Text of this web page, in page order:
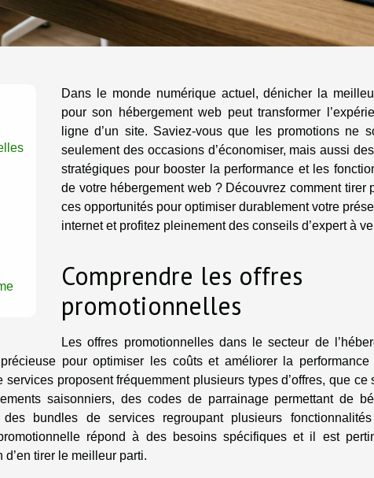
Dans le monde numérique actuel, dénicher la
pour son hébergement web peut transformer
ligne d’un site. Saviez-vous que les promotions ne
seulement des occasions d’économiser, mais aussi
stratégiques pour booster la performance et les
de votre hébergement web ? Découvrez comment tirer
ces opportunités pour optimiser durablement votre
internet et profitez pleinement des conseils d’expert à
Comprendre les offres
promotionnelles
Les offres promotionnelles dans le secteur de
pour optimiser les coûts et améliorer la
proposent fréquemment plusieurs types d’offres, que ce
saisonniers, des codes de parrainage permettant de
des bundles de services regroupant plusieurs
répond à des besoins spécifiques et il est
tirer le meilleur parti.